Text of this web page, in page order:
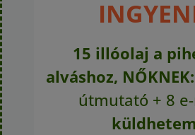
15 illóolaj a
alváshoz, NŐKNEK:
útmutató + 8